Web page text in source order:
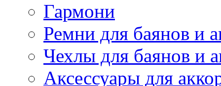
Гармони
Ремни для баянов и
Чехлы для баянов и
Аксессуары для